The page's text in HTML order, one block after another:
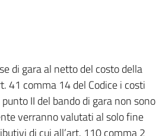
di gara al netto del costo della
41 comma 14 del Codice i costi
II del bando di gara non sono
verranno valutati al solo fine
di cui all’art. 110 comma 2